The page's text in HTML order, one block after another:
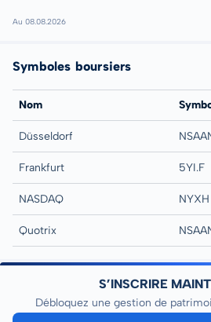
Au 08.08.2026
Symboles boursiers
Nom
Düsseldorf
Frankfurt 5YI.F
NASDAQ NYXH
Quotrix
S’INSCRIRE
Débloquez une gestion de